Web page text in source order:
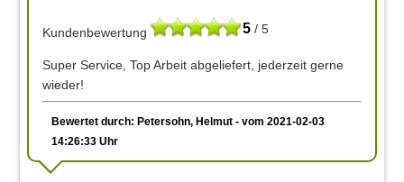
5 / 5
Kundenbewertung
Super Service, Top Arbeit abgeliefert, jederzeit gerne
wieder!
Bewertet durch: Petersohn, Helmut - vom 2021-02-03
14:26:33 Uhr